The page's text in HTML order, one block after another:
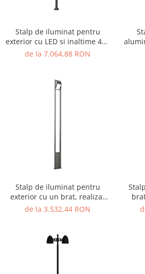
Figurine pe arc
Panouri interactive educationale
Tobogane exterior
Trambuline exterior
Echipamente fitness cu Panouri
Echipamente fitness pentru batrani
/ adulti
Echipamente Terenuri de Sport
Cosuri de baschet
Porti fotbal / handball
Tartan turnat
Rastel biciclete
Decoratiuni urbane
Globuri de craciun pentru exterior
Reni de craciun pentru exterior
Foisoare
Mese picnic
Ghivece de exterior
Stalp de iluminat pentru
exterior cu LED si inaltime 400
cm - A4011
de la 7.064,88 RON
doua
Stalp de iluminat pentru
exterior cu un brat, realizat
din aluminiu si bec LED -
de la 3.532,44 RON